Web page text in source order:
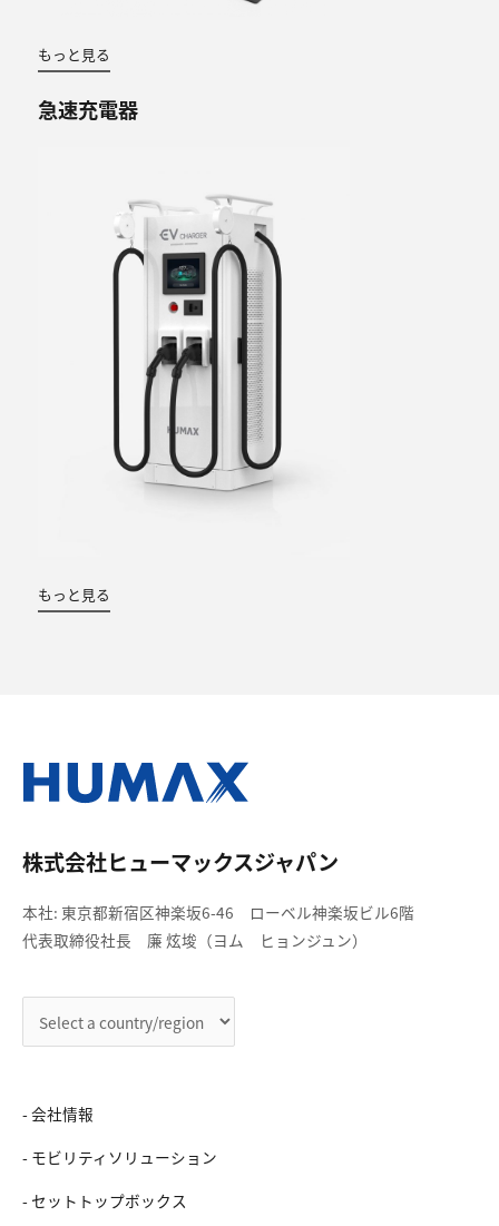
もっと見る
急速充電器
もっと見る
株式会社ヒューマックスジャパン
本社: 東京都新宿区神楽坂6-46 ローベル神楽坂ビル6階
代表取締役社長 廉 炫埈（ヨム ヒョンジュン）
- 会社情報
- モビリティソリューション
- セットトップボックス